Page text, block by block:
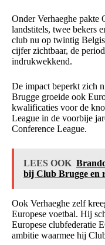
Onder Verhaeghe pakte
landstitels, twee bekers
club nu op twintig
cijfer zichtbaar, de
indrukwekkend.
De impact beperkt zich
Brugge groeide ook
kwalificaties voor de
League in de voorbije
Conference League.
LEES OOK
bij Club Brugge en
Ook Verhaeghe zelf
Europese voetbal. Hij
Europese clubfederatie
ambitie waarmee hij